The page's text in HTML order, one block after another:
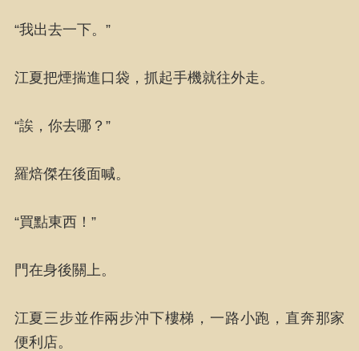
“我出去一下。”
江夏把煙揣進口袋，抓起手機就往外走。
“誒，你去哪？”
羅焙傑在後面喊。
“買點東西！”
門在身後關上。
江夏三步並作兩步沖下樓梯，一路小跑，直奔那家
便利店。